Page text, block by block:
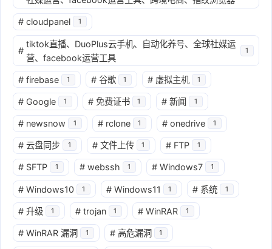
# cloudpanel 1
#
tiktok直播、DuoPlus云手机、自动化养号、全球社媒运
营、facebook运营工具
1
# firebase 1 # 谷歌 1 # 虚拟主机 1
# Google 1 # 免费证书 1 # 新闻 1
# newsnow 1 # rclone 1 # onedrive 1
# 云盘同步 1 # 文件上传 1 # FTP 1
# SFTP 1 # webssh 1 # Windows7 1
# Windows10 1 # Windows11 1 # 系统 1
# 升级 1 # trojan 1 # WinRAR 1
# WinRAR 漏洞 1 # 高危漏洞 1